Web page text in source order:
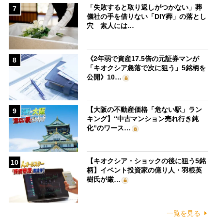
7
「失敗すると取り返しがつかない」葬
儀社の手を借りない「DIY葬」の落とし
穴 素人には…
8
《2年弱で資産17.5倍の元証券マンが
「キオクシア急落で次に狙う」5銘柄を
公開》10…
9
【大阪の不動産価格「危ない駅」ラン
キング】“中古マンション売れ行き鈍
化”のワース…
10
【キオクシア・ショックの後に狙う5銘
柄】イベント投資家の億り人・羽根英
樹氏が厳…
一覧を見る